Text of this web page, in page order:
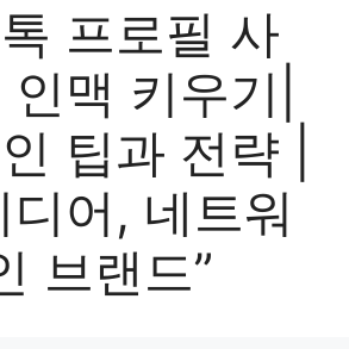
프로필 사
맥 키우기|
팁과 전략 |
디어, 네트워
브랜드”